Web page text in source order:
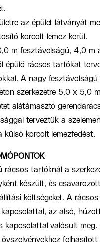
az épület látványát
korcolt lemez kerül.
m fesztávolságú, 4,0 m
épülő rácsos tartókat
A nagy
szerkezetre 5,0 x 5,0
alátámasztó
terveztük a
külső korcolt lemezfedést.
tartóknál a
készült, és
költségeket. A
az alsó,
kapcsolattal valósult